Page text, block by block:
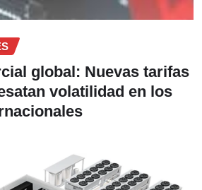
global: Nuevas tarifas
volatilidad en los